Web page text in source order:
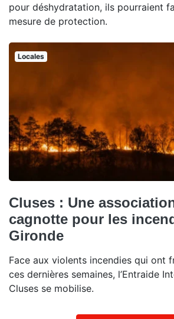
pour déshydratation, ils pourraient
mesure de protection.
Locales
Cluses : Une
cagnotte pour les
Gironde
Face aux violents incendies qui ont
ces dernières semaines, l’Entraide
Cluses se mobilise.